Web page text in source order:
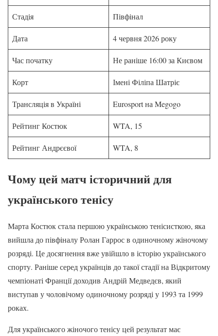
Стадія Півфінал
Дата 4 червня 2026 року
Час початку Не раніше 16:00 за Києвом
Корт Імені Філіпа Шатріє
Трансляція в Україні Eurosport на Megogo
Рейтинг Костюк WTA, 15
Рейтинг Андрєєвої WTA, 8
Чому цей матч історичний для
українського тенісу
Марта Костюк стала першою українською тенісисткою, яка
вийшла до півфіналу Ролан Гаррос в одиночному жіночому
розряді. Це досягнення вже увійшло в історію українського
спорту. Раніше серед українців до такої стадії на Відкритому
чемпіонаті Франції доходив Андрій Медведєв, який
виступав у чоловічому одиночному розряді у 1993 та 1999
роках.
Для українського жіночого тенісу цей результат має